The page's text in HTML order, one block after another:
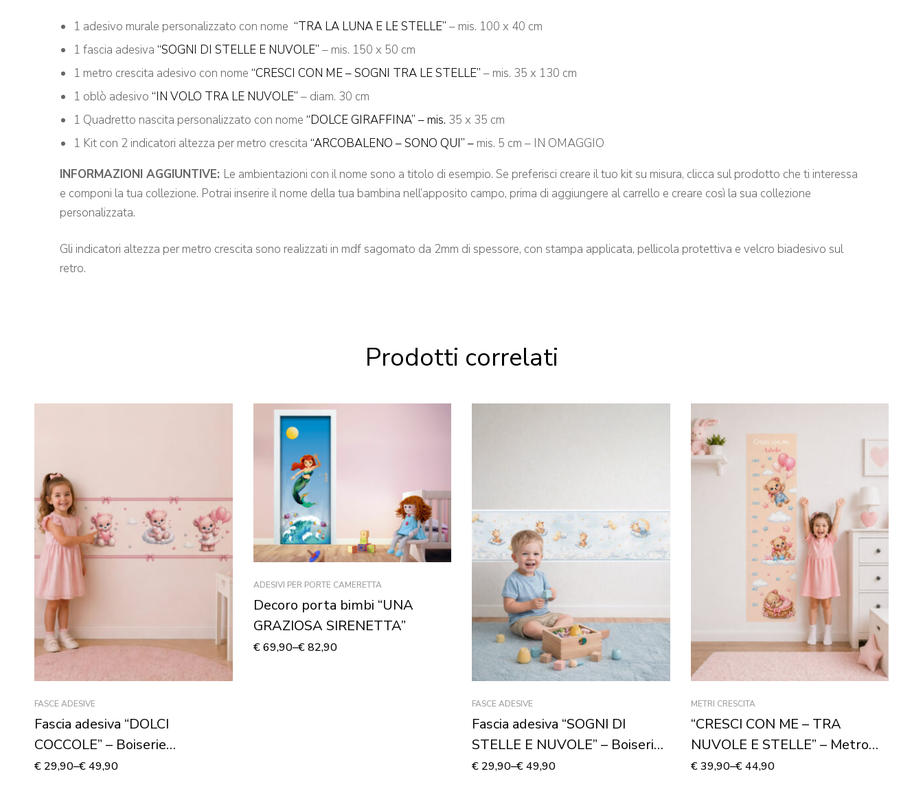
1 adesivo murale personalizzato con nome “TRA LA LUNA E LE STELLE” – mis. 100 x 40 cm
1 fascia adesiva “SOGNI DI STELLE E NUVOLE” – mis. 150 x 50 cm
1 metro crescita adesivo con nome “CRESCI CON ME – SOGNI TRA LE STELLE” – mis. 35 x 130 cm
1 oblò adesivo “IN VOLO TRA LE NUVOLE” – diam. 30 cm
1 Quadretto nascita personalizzato con nome “DOLCE GIRAFFINA” – mis. 35 x 35 cm
1 Kit con 2 indicatori altezza per metro crescita “ARCOBALENO – SONO QUI” – mis. 5 cm – IN OMAGGIO
INFORMAZIONI AGGIUNTIVE: Le ambientazioni con il nome sono a titolo di esempio. Se preferisci creare il tuo kit su misura, clicca sul prodotto che ti interessa
e componi la tua collezione. Potrai inserire il nome della tua bambina nell’apposito campo, prima di aggiungere al carrello e creare così la sua collezione
personalizzata.
Gli indicatori altezza per metro crescita sono realizzati in mdf sagomato da 2mm di spessore, con stampa applicata, pellicola protettiva e velcro biadesivo sul
retro.
Prodotti correlati
FASCE ADESIVE
Fascia adesiva “DOLCI
COCCOLE” – Boiserie
decorativa cameretta
€ 29,90–€49,90
ADESIVI PER PORTE CAMERETTA
Decoro porta bimbi “UNA
GRAZIOSA SIRENETTA”
€69,90–€82,90
FASCE ADESIVE
Fascia adesiva “SOGNI DI
STELLE E NUVOLE” – Boiserie
decorativa cameretta
€ 29,90–€49,90
METRI CRESCITA
“CRESCI CON ME – TRA
NUVOLE E STELLE” – Metro
crescita adesivo
€39,90–€44,90